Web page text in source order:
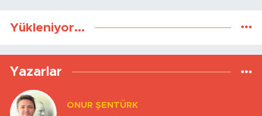
Yükleniyor...
Yazarlar
ONUR ŞENTÜRK